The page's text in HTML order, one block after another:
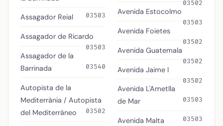
Assagador Reial 03503
Assagador de Ricardo
03503
Assagador de la
Barrinada
03540
Autopista de la
Mediterrània / Autopista
del Mediterráneo
03502
03502
Avenida Estocolmo
03503
Avenida Foietes
03502
Avenida Guatemala
03502
Avenida Jaime I
03502
Avenida L'Ametlla
de Mar
03503
Avenida Malta 03503